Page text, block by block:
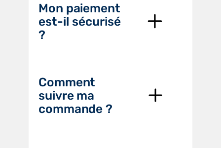
Mon paiement
est-il sécurisé
?
Comment
suivre ma
commande ?